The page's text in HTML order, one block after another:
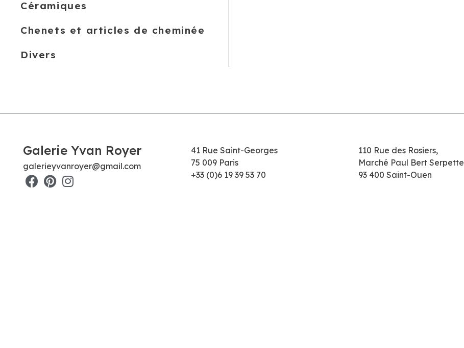
Céramiques
Chenets et articles de cheminée
Divers
Galerie Yvan Royer
galerieyvanroyer@gmail.com
41 Rue Saint-Georges
75 009 Paris
+33 (0)6 19 39 53 70
110 Rue des Rosiers,
Marché Paul Bert Serpette
93 400 Saint-Ouen